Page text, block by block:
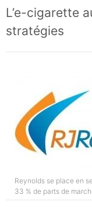
L’e-cigarette
stratégies
Reynolds se place en
33 % de parts de